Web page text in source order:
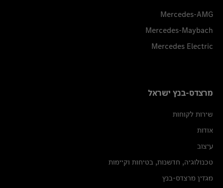
Mercedes-AMG
Mercedes-Maybach
Mercedes Electric
מרצדס-בנץ ישראל
שירות לקוחות
אודות
עיצוב
טכנולוגיה, חדשנות, בטיחות וקיימות
מגזין מרצדס-בנץ